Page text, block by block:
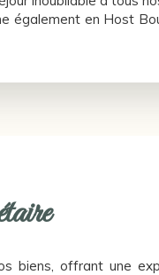
également en Host
biens, offrant une